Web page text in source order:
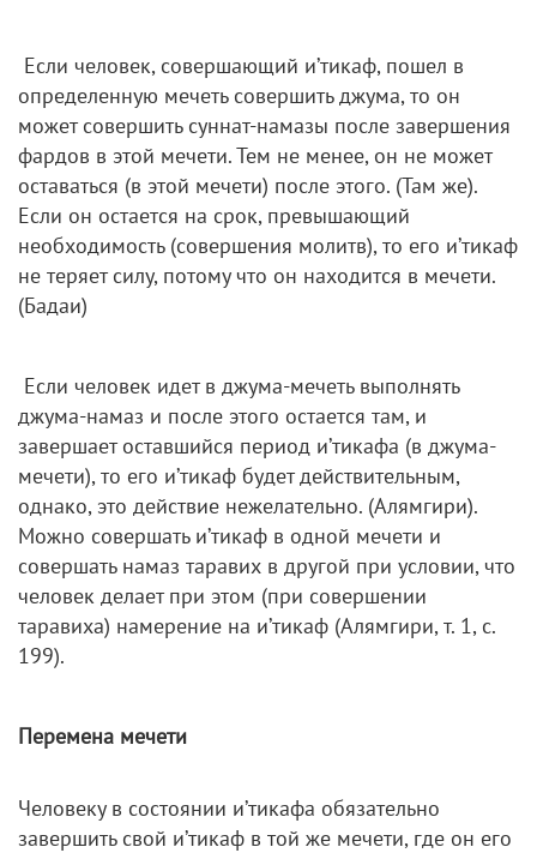
Если человек, совершающий и’тикаф, пошел в
определенную мечеть совершить джума, то он
может совершить суннат-намазы после завершения
фардов в этой мечети. Тем не менее, он не может
оставаться (в этой мечети) после этого. (Там же).
Если он остается на срок, превышающий
необходимость (совершения молитв), то его и’тикаф
не теряет силу, потому что он находится в мечети.
(Бадаи)
Если человек идет в джума-мечеть выполнять
джума-намаз и после этого остается там, и
завершает оставшийся период и’тикафа (в джума-
мечети), то его и’тикаф будет действительным,
однако, это действие нежелательно. (Алямгири).
Можно совершать и’тикаф в одной мечети и
совершать намаз таравих в другой при условии, что
человек делает при этом (при совершении
таравиха) намерение на и’тикаф (Алямгири, т. 1, с.
199).
Перемена мечети
Человеку в состоянии и’тикафа обязательно
завершить свой и’тикаф в той же мечети, где он его